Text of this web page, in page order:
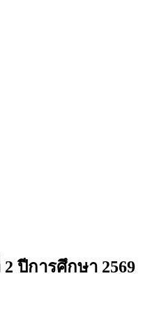
ปีการศึกษา 2569